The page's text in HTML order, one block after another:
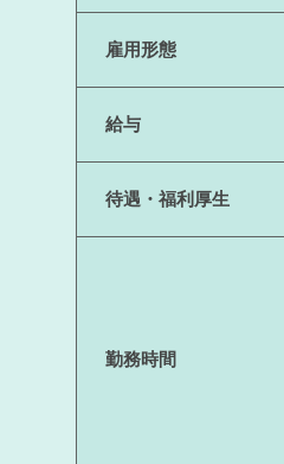
雇用形態
給与
待遇・福利厚生
勤務時間